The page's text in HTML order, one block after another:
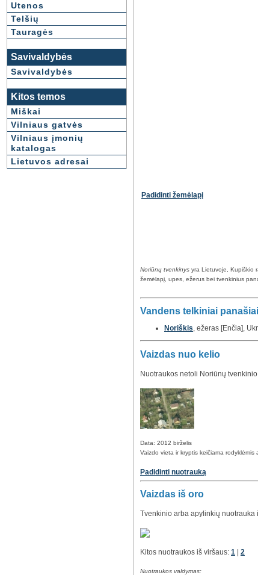
Utenos
Telšių
Tauragės
Savivaldybės
Savivaldybės
Kitos temos
Miškai
Vilniaus gatvės
Vilniaus įmonių
katalogas
Lietuvos adresai
Padidinti žemėlapį
Noriūnų tvenkinys yra Lietuvoje, Kupiškio
žemėlapį, upes, ežerus bei tvenkinius
Vandens telkiniai
Noriškis, ežeras [Enčia],
Vaizdas nuo kelio
Nuotraukos netoli Noriūnų
Data: 2012 birželis
Vaizdo vieta ir kryptis keičiama rodyklėmis
Padidinti nuotrauką
Vaizdas iš oro
Tvenkinio arba apylinkių nuotrauka
Kitos nuotraukos iš viršaus: 1 | 2
Nuotraukos valdymas: